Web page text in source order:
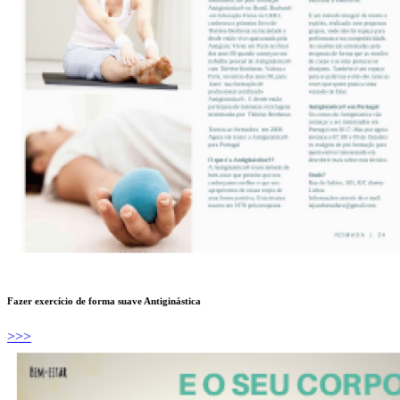
Fazer exercício de forma suave Antiginástica
>>>